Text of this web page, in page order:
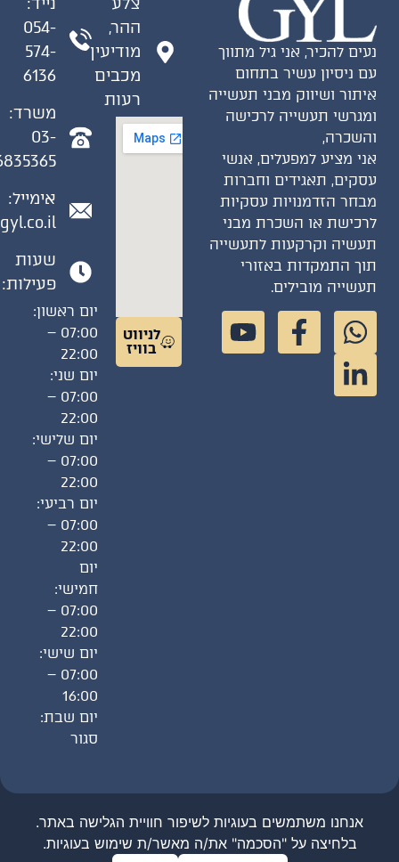
נעים להכיר, אני גיל מתווך
עם ניסיון עשיר בתחום
איתור ושיווק מבני תעשייה
ומגרשי תעשייה לרכישה
והשכרה,
אני מציע למפעלים, אנשי
עסקים, תאגידים וחברות
מבחר הזדמנויות עסקיות
לרכישת או השכרת מבני
תעשיה וקרקעות לתעשייה
תוך התמקדות באזורי
תעשייה מובילים.
ההר,
מודיעין
מכבים
רעות
לניווט
בוויז
054-
574-
6136
משרד:
03-
אימייל:
שעות
פעילות:
יום ראשון:
07:00 –
22:00
יום שני:
07:00 –
22:00
יום שלישי:
07:00 –
22:00
יום רביעי:
07:00 –
22:00
יום
חמישי:
07:00 –
22:00
יום שישי:
07:00 –
16:00
יום שבת:
סגור
בואו
נדבר
כל הזכויות שמורות לגיל לוי © 2026
אנחנו משתמשים בעוגיות לשיפור חוויית הגלישה באתר.
בלחיצה על "הסכמה" את/ה מאשר/ת שימוש בעוגיות.